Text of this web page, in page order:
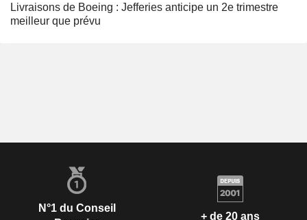
Livraisons de Boeing : Jefferies anticipe un 2e trimestre
meilleur que prévu
N°1 du Conseil
+ de 20 ans